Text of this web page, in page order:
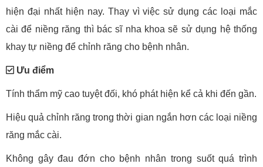
hiện đại nhất hiện nay. Thay vì việc sử dụng các loại mắc
cài để niềng răng thì bác sĩ nha khoa sẽ sử dụng hệ thống
khay tự niềng để chỉnh răng cho bệnh nhân.
Ưu điểm
Tính thẩm mỹ cao tuyệt đối, khó phát hiện kể cả khi đến gần.
Hiệu quả chỉnh răng trong thời gian ngắn hơn các loại niềng
răng mắc cài.
Không gây đau đớn cho bệnh nhân trong suốt quá trình